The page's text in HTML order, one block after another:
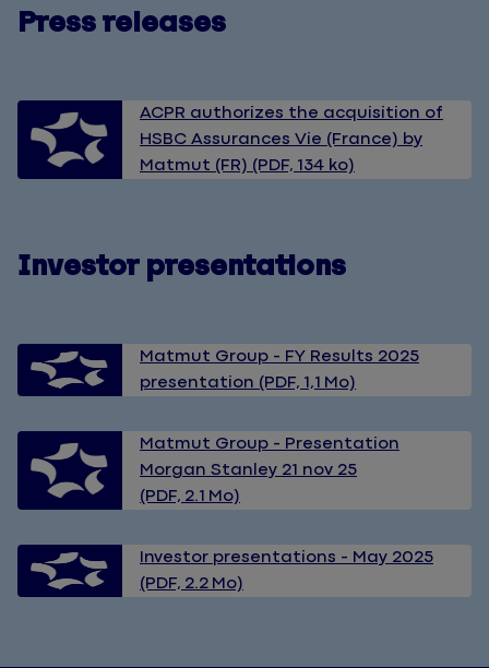
Press releases
ACPR authorizes the acquisition of
HSBC Assurances Vie (France) by
Matmut (FR) (PDF, 134 ko)
Investor presentations
Matmut Group - FY Results 2025
presentation (PDF, 1,1 Mo)
Matmut Group - Presentation
Morgan Stanley 21 nov 25
(PDF, 2.1 Mo)
Investor presentations - May 2025
(PDF, 2.2 Mo)